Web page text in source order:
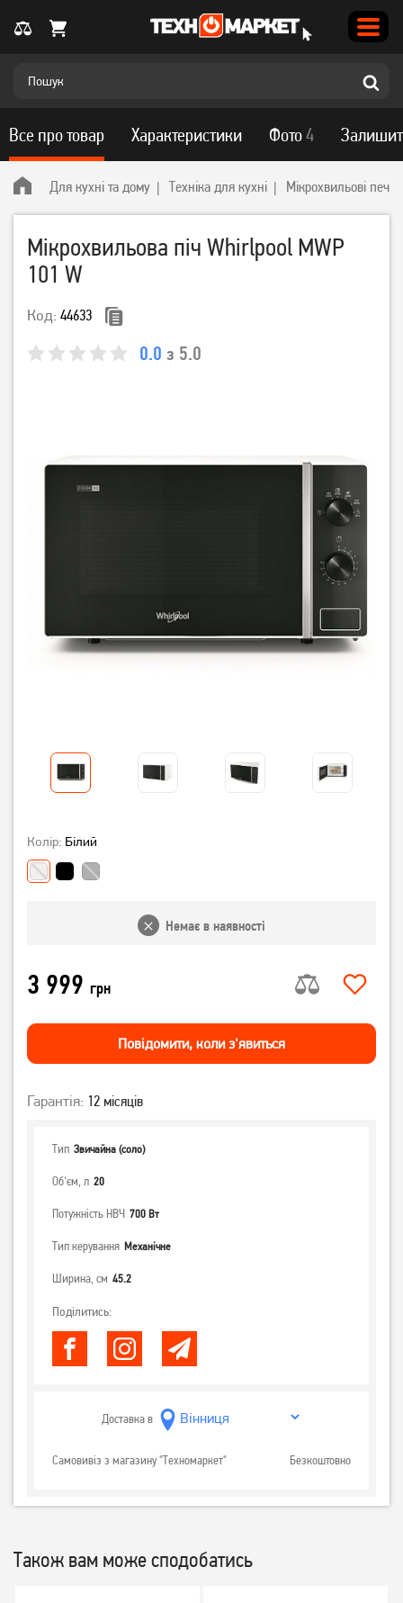
Для кухні та дому Техніка для кухні Мікрохвильові печі
Мікрохвильова піч Whirlpool MWP
101 W
Код: 44633
0.0 з 5.0
Все про товар Характеристики Фото4
Колір: Білий
Немає в наявності
3 999 грн
Повiдомити, коли з'явиться
Гарантія: 12 місяців
Тип Звичайна (соло)
Об'єм, л 20
Потужність НВЧ 700 Вт
Тип керування Механічне
Ширина, см 45.2
Поділитись:
Доставка в
Самовивіз з магазину "Техномаркет" Безкоштовно
Також вам може сподобатись